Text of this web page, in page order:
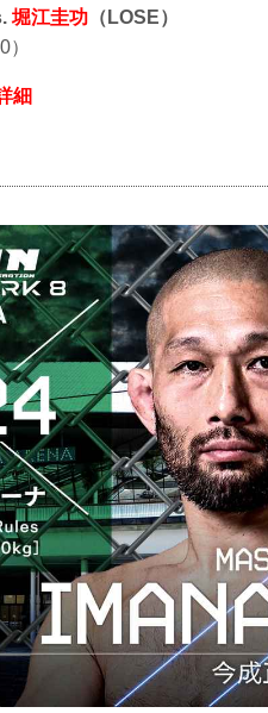
堀江圭功（LOSE）
細